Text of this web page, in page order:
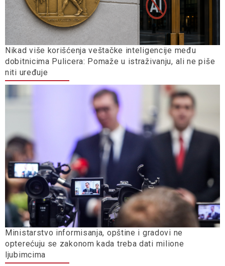
Nikad više korišćenja veštačke inteligencije među
dobitnicima Pulicera: Pomaže u istraživanju, ali ne piše
niti uređuje
Ministarstvo informisanja, opštine i gradovi ne
opterećuju se zakonom kada treba dati milione
ljubimcima